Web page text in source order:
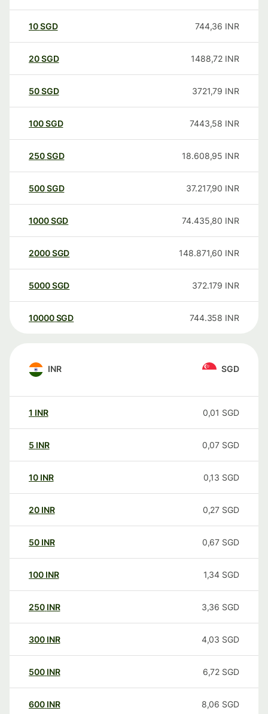
10SGD 744,36 INR
20SGD 1488,72 INR
50SGD 3721,79 INR
100SGD 7443,58 INR
250SGD 18.608,95 INR
500SGD 37.217,90 INR
1000SGD 74.435,80 INR
2000SGD 148.871,60 INR
5000SGD 372.179 INR
10000 SGD 744.358 INR
INR SGD
1 INR 0,01 SGD
5 INR 0,07 SGD
10 INR 0,13 SGD
20 INR 0,27 SGD
50 INR 0,67 SGD
100 INR 1,34 SGD
250 INR 3,36 SGD
300 INR 4,03 SGD
500 INR 6,72 SGD
600 INR 8,06 SGD